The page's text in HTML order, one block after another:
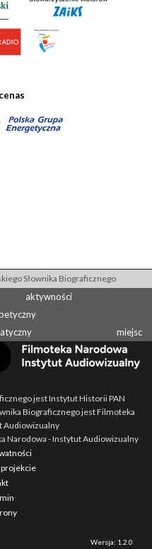
Słownika Biograficznego
aktywności
miejsc
jest Instytut Historii PAN
Biograficznego jest Filmoteka
Audiowizualny
Narodowa - Instytut Audiowizualny
Wersja: 1.2.0